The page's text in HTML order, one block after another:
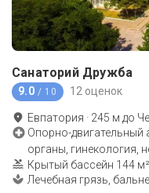
Санаторий Дружба
9.0 / 10 12 оценок
Евпатория · 245 м до
Опорно-двигательный
органы, гинекология,
Крытый бассейн 144 м²
Лечебная грязь,